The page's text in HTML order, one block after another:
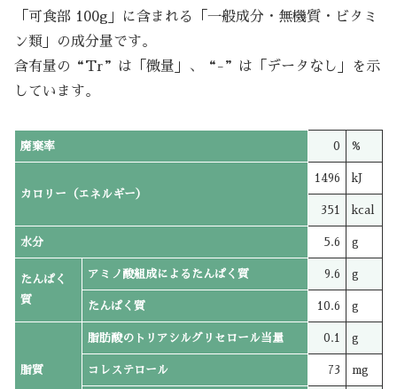
「可食部 100g」に含まれる「一般成分・無機質・ビタミ
ン類」の成分量です。
含有量の“Tr”は「微量」、“-”は「データなし」を示
しています。
廃棄率 0 %
カロリー（エネルギー）
1496 kJ
351 kcal
水分 5.6 g
たんぱく
質
アミノ酸組成によるたんぱく質 9.6 g
たんぱく質 10.6 g
脂質
脂肪酸のトリアシルグリセロール当量 0.1 g
コレステロール 73 mg